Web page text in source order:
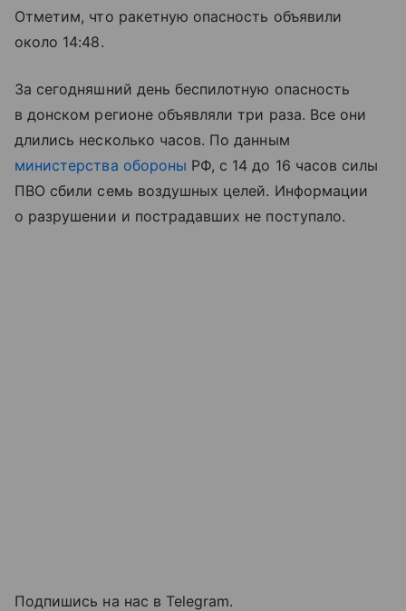
Отметим, что ракетную опасность объявили
около 14:48.
За сегодняшний день беспилотную опасность
в донском регионе объявляли три раза. Все они
длились несколько часов. По данным
министерства обороны РФ, с 14 до 16 часов силы
ПВО сбили семь воздушных целей. Информации
о разрушении и пострадавших не поступало.
Подпишись на нас в Telegram.